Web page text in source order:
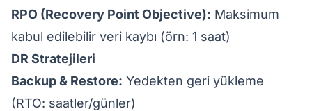
RPO (Recovery Point Objective): Maksimum
kabul edilebilir veri kaybı (örn: 1 saat)
DR Stratejileri
Backup & Restore: Yedekten geri yükleme
(RTO: saatler/günler)